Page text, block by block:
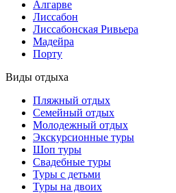
Алгарве
Лиссабон
Лиссабонская Ривьера
Мадейра
Порту
Виды отдыха
Пляжный отдых
Семейный отдых
Молодежный отдых
Экскурсионные туры
Шоп туры
Свадебные туры
Туры с детьми
Туры на двоих